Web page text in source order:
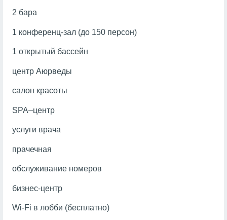
2 бара
1 конференц-зал (до 150 персон)
1 открытый бассейн
центр Аюрведы
салон красоты
SPA–центр
услуги врача
прачечная
обслуживание номеров
бизнес-центр
Wi-Fi в лобби (бесплатно)